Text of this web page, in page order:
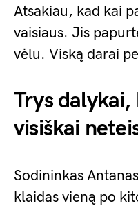
Atsakiau, kad kai
vaisiaus. Jis
vėlu. Viską darai
Trys
visiškai
Sodininkas
klaidas vieną po